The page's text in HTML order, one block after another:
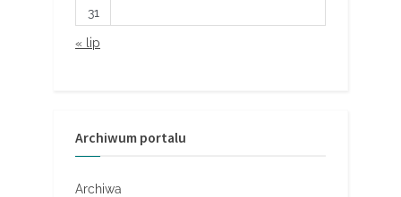
31
« lip
Archiwum portalu
Archiwa